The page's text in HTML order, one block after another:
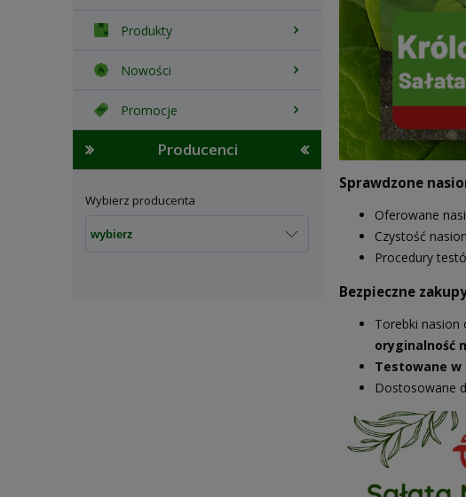
Produkty
Nowości
Promocje
Producenci
Wybierz producenta
Sprawdzone
Oferowane
Czystość
Procedury
Bezpieczne
Torebki nasion
oryginalność
Testowane
Dostosowane